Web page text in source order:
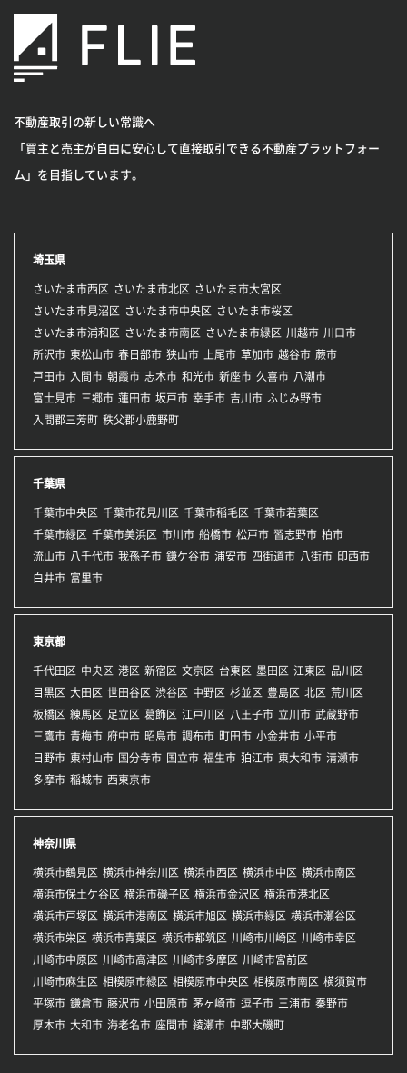
不動産取引の新しい常識へ
「買主と売主が自由に安心して直接取引できる不動産プラットフォー
ム」を目指しています。
埼玉県
さいたま市西区 さいたま市北区
さいたま市大宮区
さいたま市見沼区
さいたま市中央区
さいたま市桜区
さいたま市浦和区
さいたま市南区 さいたま市緑区 川越市 川口市
所沢市 東松山市 春日部市 狭山市 上尾市 草加市 越谷市 蕨市
戸田市 入間市 朝霞市 志木市 和光市 新座市 久喜市 八潮市
富士見市 三郷市 蓮田市 坂戸市 幸手市 吉川市 ふじみ野市
入間郡三芳町 秩父郡小鹿野町
千葉県
千葉市中央区 千葉市花見川区 千葉市稲毛区 千葉市若葉区
千葉市緑区 千葉市美浜区 市川市 船橋市 松戸市 習志野市 柏市
流山市 八千代市 我孫子市 鎌ケ谷市 浦安市 四街道市 八街市 印西市
白井市 富里市
東京都
千代田区 中央区 港区 新宿区 文京区 台東区 墨田区 江東区 品川区
目黒区 大田区 世田谷区 渋谷区 中野区 杉並区 豊島区 北区 荒川区
板橋区 練馬区 足立区 葛飾区 江戸川区 八王子市 立川市 武蔵野市
三鷹市 青梅市 府中市 昭島市 調布市 町田市 小金井市 小平市
日野市 東村山市 国分寺市 国立市 福生市 狛江市 東大和市 清瀬市
多摩市 稲城市 西東京市
神奈川県
横浜市鶴見区 横浜市神奈川区 横浜市西区 横浜市中区 横浜市南区
横浜市保土ケ谷区 横浜市磯子区 横浜市金沢区 横浜市港北区
横浜市戸塚区 横浜市港南区 横浜市旭区 横浜市緑区 横浜市瀬谷区
横浜市栄区 横浜市青葉区 横浜市都筑区 川崎市川崎区 川崎市幸区
川崎市中原区 川崎市高津区 川崎市多摩区 川崎市宮前区
川崎市麻生区 相模原市緑区 相模原市中央区 相模原市南区 横須賀市
平塚市 鎌倉市 藤沢市 小田原市 茅ヶ崎市 逗子市 三浦市 秦野市
厚木市 大和市 海老名市 座間市 綾瀬市 中郡大磯町